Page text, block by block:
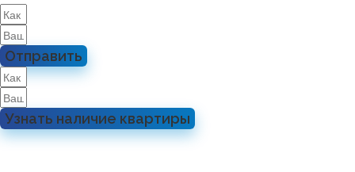
Отправить
Узнать наличие квартиры